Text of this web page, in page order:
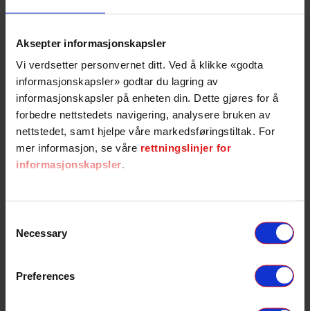
Aksepter informasjonskapsler
Vi verdsetter personvernet ditt. Ved å klikke «godta
informasjonskapsler» godtar du lagring av
informasjonskapsler på enheten din. Dette gjøres for å
forbedre nettstedets navigering, analysere bruken av
nettstedet, samt hjelpe våre markedsføringstiltak. For
mer informasjon, se våre rettningslinjer for
informasjonskapsler.
Selection
Necessary
Preferences
Klar fredag 14. august
På partnerlager i Norge - inne hos oss over natten
Alle leveringstider er ESTIMERT med utgangspunkt i sentrale og
Part number:_1128K
Rask levering